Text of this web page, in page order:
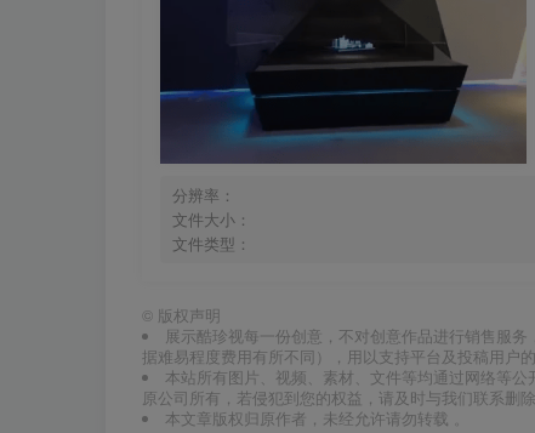
分辨率：
文件大小：
文件类型：
© 版权声明
展示酷珍视每一份创意，不对创意作品进行销售服
据难易程度费用有所不同），用以支持平台及投稿用户
本站所有图片、视频、素材、文件等均通过网络等
原公司所有，若侵犯到您的权益，请及时与我们联系删
本文章版权归原作者，未经允许请勿转载 。